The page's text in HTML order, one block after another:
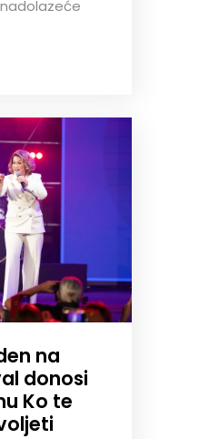
na
donosi
Ko te